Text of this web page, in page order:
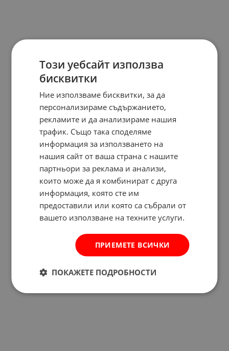
Този уебсайт използва
бисквитки
Ние използваме бисквитки, за да
персонализираме съдържанието,
рекламите и да анализираме нашия
трафик. Също така споделяме
информация за използването на
нашия сайт от ваша страна с нашите
партньори за реклама и анализи,
които може да я комбинират с друга
информация, която сте им
предоставили или която са събрали от
вашето използване на техните услуги.
ПРИЕМЕТЕ ВСИЧКИ
ПОКАЖЕТЕ ПОДРОБНОСТИ